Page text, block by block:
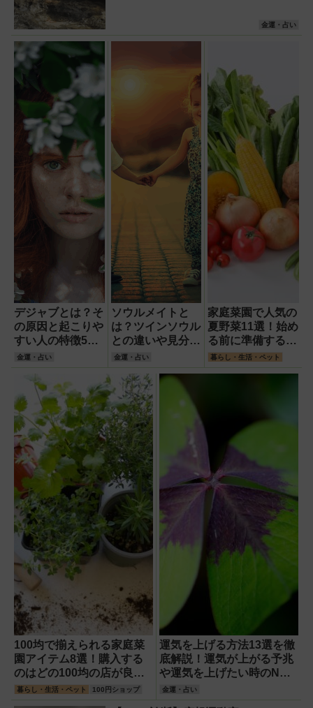
金運・占い
デジャブとは？そ
の原因と起こりや
すい人の特徴5選
を徹底解説！
金運・占い
ソウルメイトと
は？ツインソウル
との違いや見分け
方・出会うための
説！
金運・占い
家庭菜園で人気の
夏野菜11選！始め
る前に準備するも
のや要注意の病害
暮らし・生活・ペット
100均で揃えられる家庭菜
園アイテム8選！購入する
のはどの100均の店が良
い？
暮らし・生活・ペット 100円ショップ
運気を上げる方法13選を徹
底解説！運気が上がる予兆
や運気を上げたい時のNG
行動は？
金運・占い